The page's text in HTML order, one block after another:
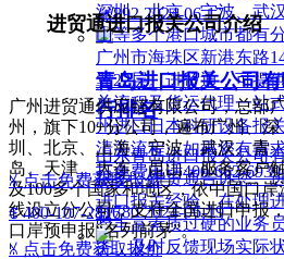
넶892 2024-06-17
青岛进口报关公司
行排名
山东青岛进口报关公司
很多，进贸通告诉您。
进口报关经验，在处理
验丰富素质过硬的业务
务，及时反馈现场实际
深圳、北京、宁波、武
山等多个港口城市都有
广州市海珠区新港东路
翼22层。进贸通，可提
关流程及货运代理一站
州进口日本科研设备报
清关流程，如果您有需
打免费电话400-662-
넶780 2024-06-19
进贸通进口报关公司介绍
广州进贸通供应链有限公司，总部
州，旗下10+分公司，遍布广州、深
圳、北京、上海、宁波、武汉、青
岛、天津、大连、昆山，服务客户
及100多个国家和地区，依中国口岸
线设立分公司，支持全国进口申报
口岸预申报“名列前茅”。
ꁱ 点击免费获取报价
ꂅ 400-107-2816
ꁱ 点击免费获取报价